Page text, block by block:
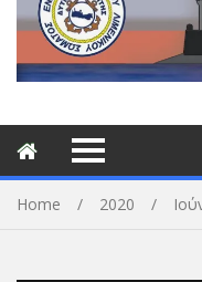
Home 2020